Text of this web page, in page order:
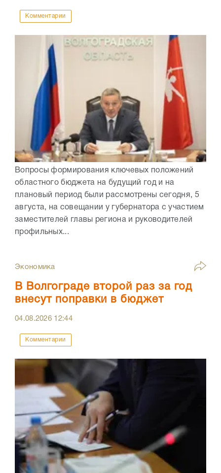
Комментарии
Вопросы формирования ключевых положений
областного бюджета на будущий год и на
плановый период были рассмотрены сегодня, 5
августа, на совещании у губернатора с участием
заместителей главы региона и руководителей
профильных...
Экономика
В Волгограде второй раз за год
внесут поправки в бюджет
04.08.2026 12:44
Комментарии